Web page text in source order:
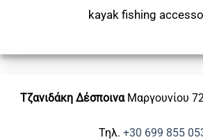
kayak fishing
Τζανιδάκη Δέσποινα Μαργουνίου
Τηλ. +30 699 855